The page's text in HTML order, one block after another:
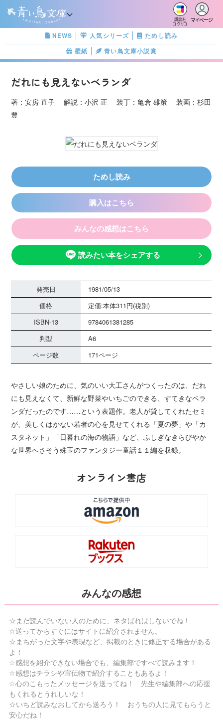
講談社
コクリコ
マイページ
NEWS 人気シリーズ
ためし読み
壁紙
青い鳥文庫小説賞
だれにも見えないベランダ
著：安房 直子 解説：小沢 正 装丁：亀倉 雄策 装画：杉田
豊
ためし読み
購入はこちら
みんなの感想はこちら
読みたい本をシェアする
発売日
1981/05/13
価格
定価:本体311円(税別)
ISBN-13
9784061381285
判型
A6
ページ数
171ページ
やさしい娘のために、気のいい大工さんがつくったのは、だれ
にも見えなくて、新鮮な野菜やいちごのできる、すてきなベラ
ンダだったのです……という表題作。老人が貸してくれたセミ
が、美しくはかない若者の心を見せてくれる「夏の夢」や「カ
スタネット」「日暮れの海の物語」など、ふしぎなきらびやか
な世界へさそう殊玉のファンタジー童話１１編を収録。
オンライン書店
みんなの感想
☆まだ読んでいない人のために、ネタばれはしないでね！
☆送ってからすぐにはサイトに紹介されません。
☆まちがった文字や表現など、掲載のときに修正する場合がある
よ！
☆感想を紹介できない場合でも、編集部ですべて読みます！
☆感想はチラシや宣伝物で紹介することもあるよ！
☆心のこもったメッセージを送ってね！ 先生や編集部への応援
もくれるとうれしいな！
☆いちど読みなおしてから送ろう！ おうちの人に見てもらうと
安心だね！